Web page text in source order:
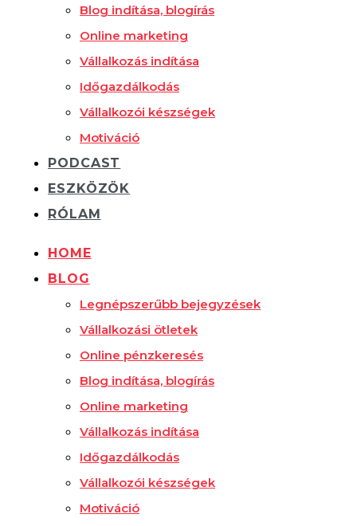
Blog indítása, blogírás
Online marketing
Vállalkozás indítása
Időgazdálkodás
Vállalkozói készségek
Motiváció
PODCAST
ESZKÖZÖK
RÓLAM
HOME
BLOG
Legnépszerűbb bejegyzések
Vállalkozási ötletek
Online pénzkeresés
Blog indítása, blogírás
Online marketing
Vállalkozás indítása
Időgazdálkodás
Vállalkozói készségek
Motiváció